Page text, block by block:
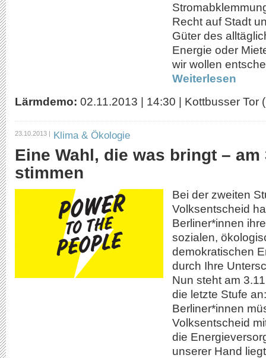
Recht auf Stadt
Güter des
Energie oder
wir wollen
Weiterlesen
Lärmdemo: 02.11.2013 | 14:30 | Kottbusser Tor
23.10.2013 | Klima & Ökologie
Eine Wahl, die was bringt – am
stimmen
Bei der zweiten
Volksentscheid
Berliner*innen
sozialen,
demokratischen
durch Ihre
Nun steht am
die letzte Stufe
Berliner*innen
Volksentscheid
die
unserer Hand